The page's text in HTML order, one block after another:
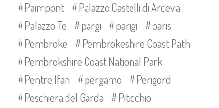
Paimpont
Palazzo Castelli di Arcevia
Palazzo Te
pargi parigi
paris
Pembroke
Pembrokeshire Coast Path
Pembrokshire Coast National Park
Pentre Ifan
pergamo
Perigord
Peschiera del Garda
Piticchio